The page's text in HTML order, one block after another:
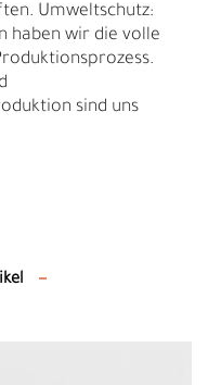
Umweltschutz:
haben wir die volle
sind uns